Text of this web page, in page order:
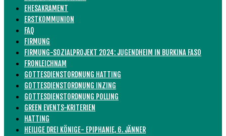
EHESAKRAMENT
ERSTKOMMUNION
FAQ
FIRMUNG
FIRMUNG-SOZIALPROJEKT 2024: JUGENDHEIM IN BURKINA FASO
FRONLEICHNAM
GOTTESDIENSTORDNUNG HATTING
GOTTESDIENSTORDNUNG INZING
GOTTESDIENSTORDNUNG POLLING
GREEN EVENTS-KRITERIEN
HATTING
HEILIGE DREI KÖNIGE- EPIPHANIE, 6. JÄNNER